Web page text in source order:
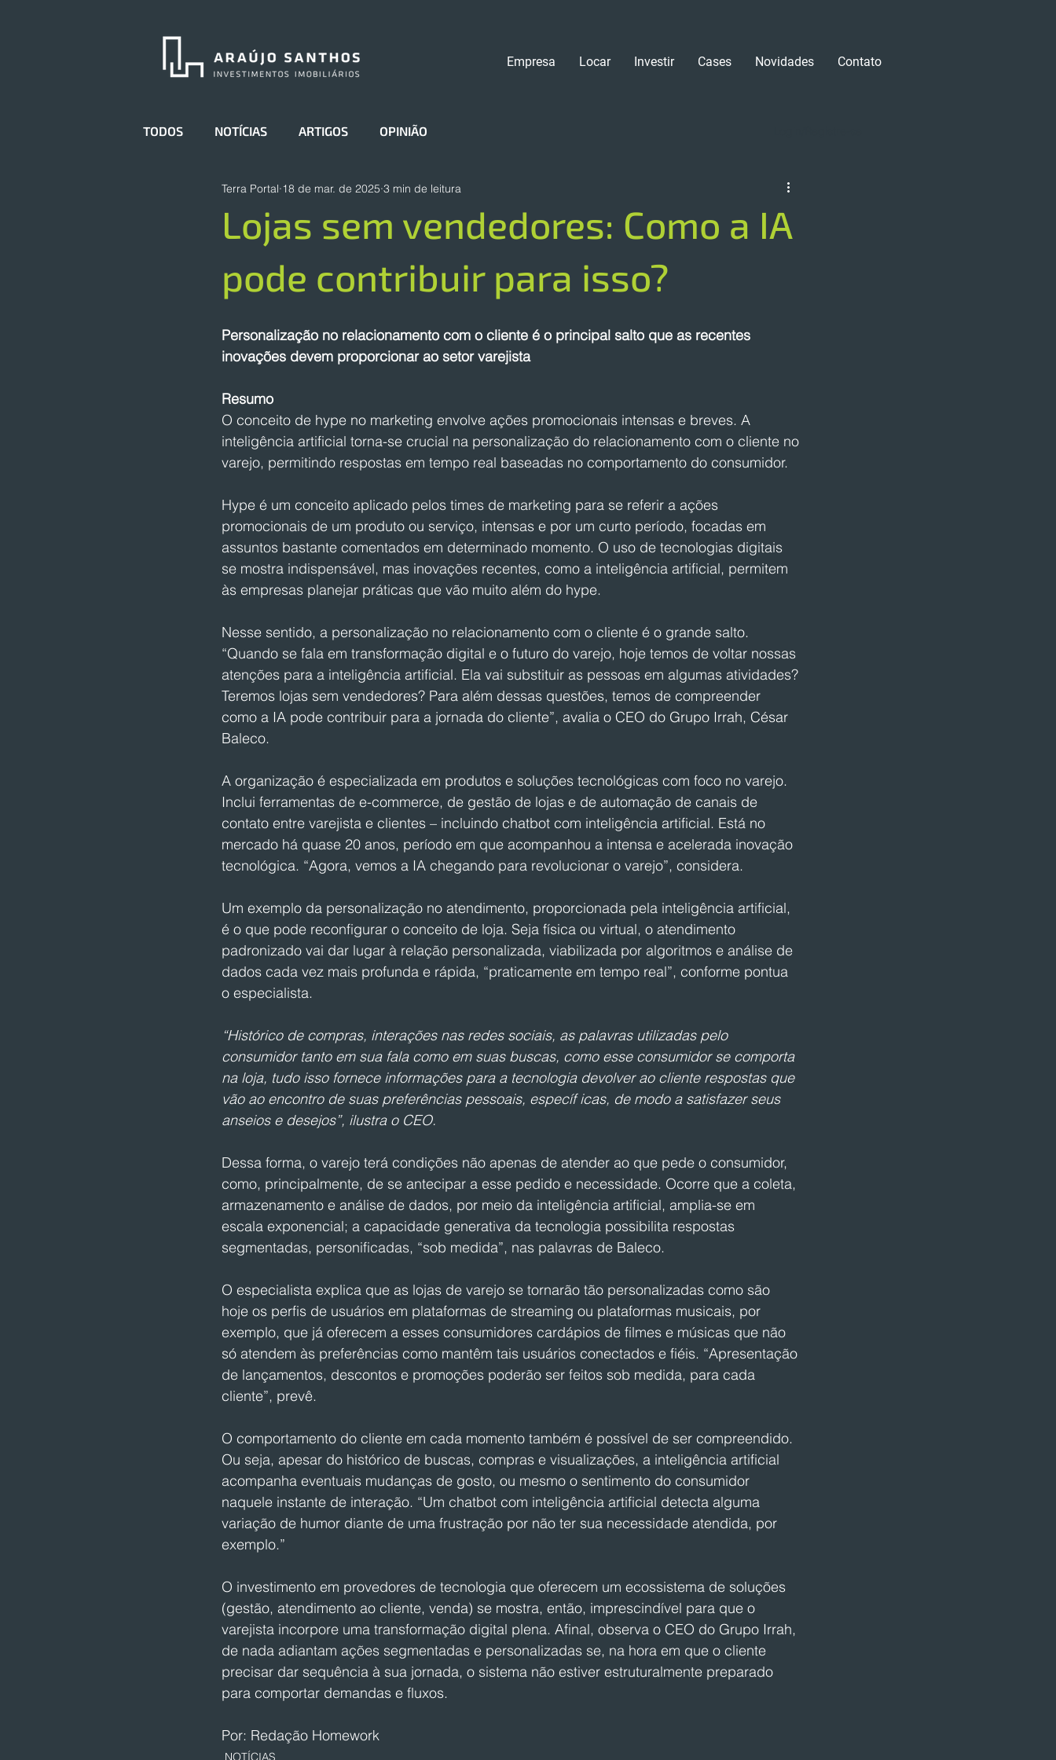
Empresa Locar Investir Cases Novidades Contato
TODOS NOTÍCIAS ARTIGOS OPINIÃO
Lojas sem vendedores: Como a IA
pode contribuir para isso?
Terra Portal 18 de mar. de 2025 3 min de leitura
Personalização no relacionamento com o cliente é o principal salto que as recentes
inovações devem proporcionar ao setor varejista
Resumo
O conceito de hype no marketing envolve ações promocionais intensas e breves. A
inteligência artificial torna-se crucial na personalização do relacionamento com o cliente no
varejo, permitindo respostas em tempo real baseadas no comportamento do consumidor.
Hype é um conceito aplicado pelos times de marketing para se referir a ações
promocionais de um produto ou serviço, intensas e por um curto período, focadas em
assuntos bastante comentados em determinado momento. O uso de tecnologias digitais
se mostra indispensável, mas inovações recentes, como a inteligência artificial, permitem
às empresas planejar práticas que vão muito além do hype.
Nesse sentido, a personalização no relacionamento com o cliente é o grande salto.
“Quando se fala em transformação digital e o futuro do varejo, hoje temos de voltar nossas
atenções para a inteligência artificial. Ela vai substituir as pessoas em algumas atividades?
Teremos lojas sem vendedores? Para além dessas questões, temos de compreender
como a IA pode contribuir para a jornada do cliente”, avalia o CEO do Grupo Irrah, César
Baleco.
A organização é especializada em produtos e soluções tecnológicas com foco no varejo.
Inclui ferramentas de e-commerce, de gestão de lojas e de automação de canais de
contato entre varejista e clientes – incluindo chatbot com inteligência artificial. Está no
mercado há quase 20 anos, período em que acompanhou a intensa e acelerada inovação
tecnológica. “Agora, vemos a IA chegando para revolucionar o varejo”, considera.
Um exemplo da personalização no atendimento, proporcionada pela inteligência artificial,
é o que pode reconfigurar o conceito de loja. Seja física ou virtual, o atendimento
padronizado vai dar lugar à relação personalizada, viabilizada por algoritmos e análise de
dados cada vez mais profunda e rápida, “praticamente em tempo real”, conforme pontua
o especialista.
“Histórico de compras, interações nas redes sociais, as palavras utilizadas pelo
consumidor tanto em sua fala como em suas buscas, como esse consumidor se comporta
na loja, tudo isso fornece informações para a tecnologia devolver ao cliente respostas que
vão ao encontro de suas preferências pessoais, específ icas, de modo a satisfazer seus
anseios e desejos”, ilustra o CEO.
Dessa forma, o varejo terá condições não apenas de atender ao que pede o consumidor,
como, principalmente, de se antecipar a esse pedido e necessidade. Ocorre que a coleta,
armazenamento e análise de dados, por meio da inteligência artificial, amplia-se em
escala exponencial; a capacidade generativa da tecnologia possibilita respostas
segmentadas, personificadas, “sob medida”, nas palavras de Baleco.
O especialista explica que as lojas de varejo se tornarão tão personalizadas como são
hoje os perfis de usuários em plataformas de streaming ou plataformas musicais, por
exemplo, que já oferecem a esses consumidores cardápios de filmes e músicas que não
só atendem às preferências como mantêm tais usuários conectados e fiéis. “Apresentação
de lançamentos, descontos e promoções poderão ser feitos sob medida, para cada
cliente”, prevê.
O comportamento do cliente em cada momento também é possível de ser compreendido.
Ou seja, apesar do histórico de buscas, compras e visualizações, a inteligência artificial
acompanha eventuais mudanças de gosto, ou mesmo o sentimento do consumidor
naquele instante de interação. “Um chatbot com inteligência artificial detecta alguma
variação de humor diante de uma frustração por não ter sua necessidade atendida, por
exemplo.”
O investimento em provedores de tecnologia que oferecem um ecossistema de soluções
(gestão, atendimento ao cliente, venda) se mostra, então, imprescindível para que o
varejista incorpore uma transformação digital plena. Afinal, observa o CEO do Grupo Irrah,
de nada adiantam ações segmentadas e personalizadas se, na hora em que o cliente
precisar dar sequência à sua jornada, o sistema não estiver estruturalmente preparado
para comportar demandas e fluxos.
Por: Redação Homework
NOTÍCIAS